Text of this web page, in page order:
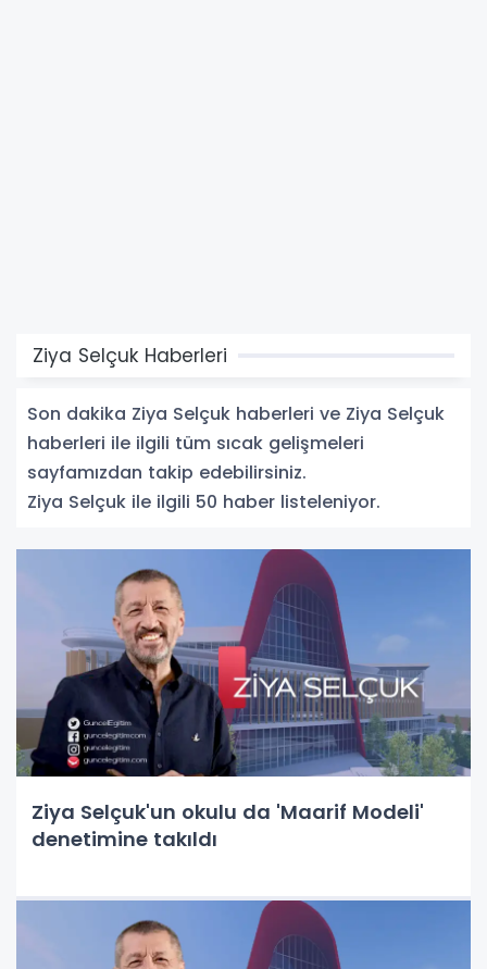
Ziya Selçuk Haberleri
Son dakika Ziya Selçuk haberleri ve Ziya Selçuk
haberleri ile ilgili tüm sıcak gelişmeleri
sayfamızdan takip edebilirsiniz.
Ziya Selçuk ile ilgili 50 haber listeleniyor.
Ziya Selçuk'un okulu da 'Maarif Modeli'
denetimine takıldı